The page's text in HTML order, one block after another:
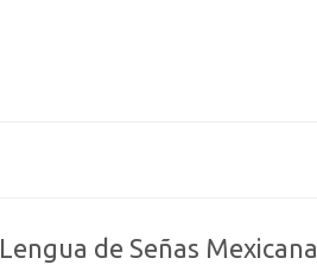
Lengua de Señas Mexicana